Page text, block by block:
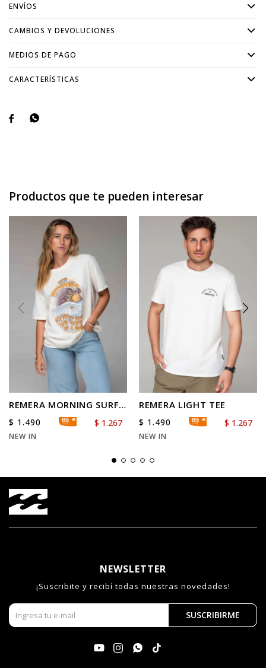
ENVÍOS
CAMBIOS Y DEVOLUCIONES
MEDIOS DE PAGO
CARACTERÍSTICAS
 
Productos que te pueden interesar
REMERA MORNING SURF
OVER TEE
$ 1.490 $ 1.267
NEW IN
REMERA LIGHT TEE
$ 1.490 $ 1.267
NEW IN
NEWSLETTER
¡Suscribite y recibí todas nuestras novedades!
SUSCRIBIRME
   